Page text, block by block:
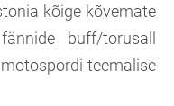
kõige kõvemate
buff/torusall
teemalise